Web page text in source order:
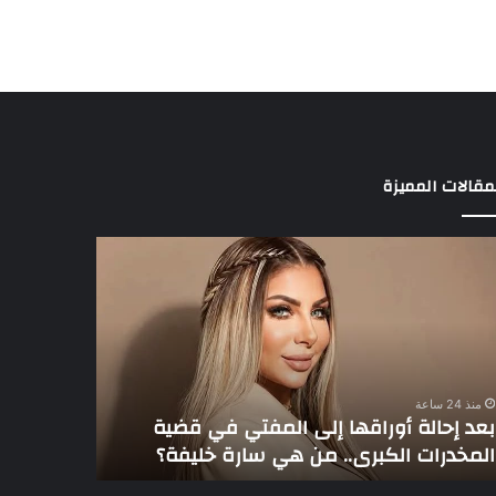
المميزة
منذ 24 ساعة
بعد إحالة أوراقها إلى المفتي في قضية
المخدرات الكبرى.. من هي سارة خليفة؟